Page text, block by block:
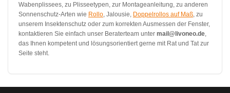
Wabenplissees, zu Plisseetypen, zur Montageanleitung, zu anderen
Sonnenschutz-Arten wie Rollo , Jalousie, Doppelrollos auf Maß , zu
unserem Insektenschutz oder zum korrekten Ausmessen der Fenster,
kontaktieren Sie einfach unser Beraterteam unter mail@livoneo.de
das Ihnen kompetent und lösungsorientiert gerne mit Rat und Tat zur
Seite steht.